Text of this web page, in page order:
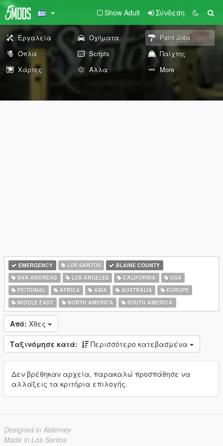
Show Adult Σύνδεση
Εργαλεία Οχήματα
Paint Jobs
Όπλα
Scripts
Παίχτης
Χάρτες
Άλλα More
EMERGENCY LOS SANTOS
BLAINE COUNTY
SAN ANDREAS
LOS ANGELES CALIFORNIA
USA
FICTIONAL
AFRICA ASIA AUSTRALIA
EUROPE
MIDDLE EAST
NORTH AMERICA SOUTH AMERICA
Από: Χθες
Ταξινόμησε κατά: Περισσότερο κατεβασμένα
Δεν βρέθηκαν αρχεία, παρακαλώ προσπάθησε να
αλλάξεις τα κριτήρια επιλογής.
Designed in Alderney
Made in Los Santos